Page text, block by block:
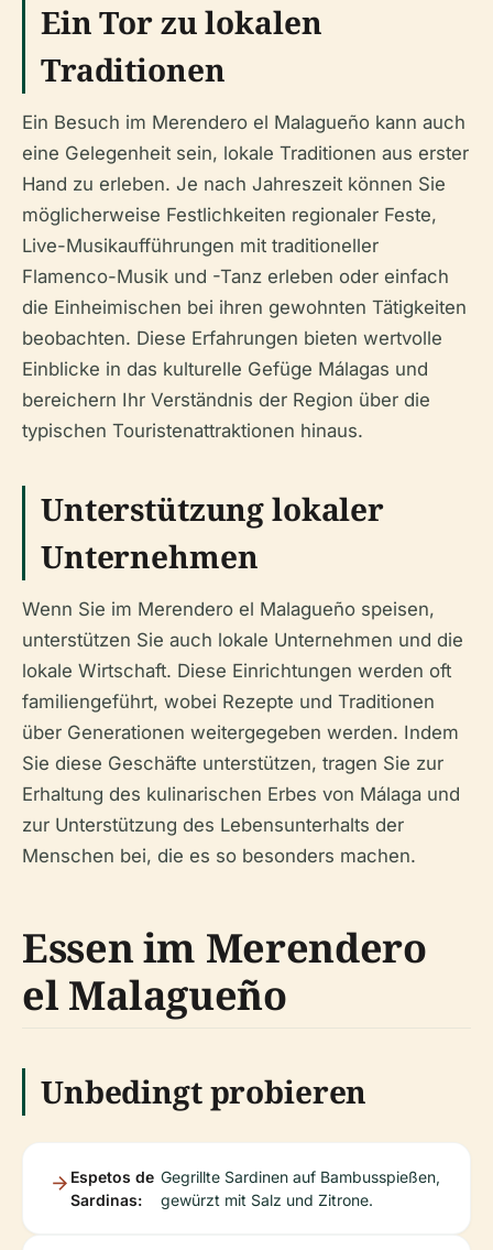
Ein Tor zu lokalen
Traditionen
Ein Besuch im Merendero el Malagueño kann auch
eine Gelegenheit sein, lokale Traditionen aus erster
Hand zu erleben. Je nach Jahreszeit können Sie
möglicherweise Festlichkeiten regionaler Feste,
Live-Musikaufführungen mit traditioneller
Flamenco-Musik und -Tanz erleben oder einfach
die Einheimischen bei ihren gewohnten Tätigkeiten
beobachten. Diese Erfahrungen bieten wertvolle
Einblicke in das kulturelle Gefüge Málagas und
bereichern Ihr Verständnis der Region über die
typischen Touristenattraktionen hinaus.
Unterstützung lokaler
Unternehmen
Wenn Sie im Merendero el Malagueño speisen,
unterstützen Sie auch lokale Unternehmen und die
lokale Wirtschaft. Diese Einrichtungen werden oft
familiengeführt, wobei Rezepte und Traditionen
über Generationen weitergegeben werden. Indem
Sie diese Geschäfte unterstützen, tragen Sie zur
Erhaltung des kulinarischen Erbes von Málaga und
zur Unterstützung des Lebensunterhalts der
Menschen bei, die es so besonders machen.
Essen im Merendero
el Malagueño
Unbedingt probieren
Espetos de
Sardinas:
Gegrillte Sardinen auf Bambusspießen,
gewürzt mit Salz und Zitrone.